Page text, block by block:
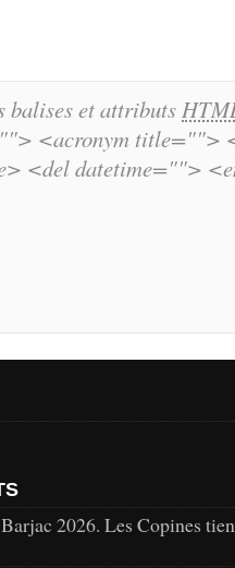
balises et attributs
<acronym title="">
<del datetime="">
Barjac 2026. Les Copines